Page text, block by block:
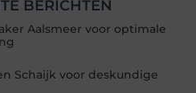
BERICHTEN
Aalsmeer voor optimale
Schaijk voor deskundige